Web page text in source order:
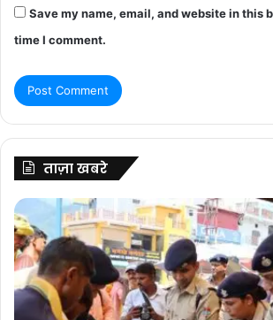
Save my name, email, and website in this
time I comment.
ताज़ा खबरे